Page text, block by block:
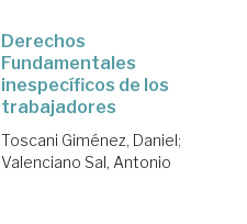
Derechos
Fundamentales
inespecíficos de los
trabajadores
Toscani Giménez, Daniel;
Valenciano Sal, Antonio